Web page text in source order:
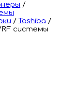
/
/ Toshiba /
системы